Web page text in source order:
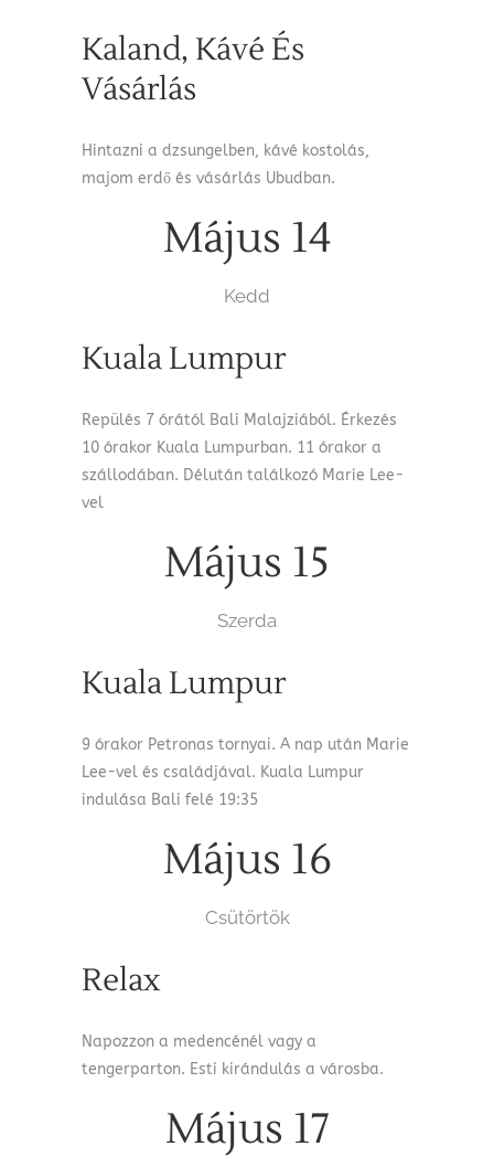
Kaland, Kávé És
Vásárlás
Hintazni a dzsungelben, kávé kostolás,
majom erdő és vásárlás Ubudban.
Május 14
Kedd
Kuala Lumpur
Repülés 7 órától Bali Malajziából. Érkezés
10 órakor Kuala Lumpurban. 11 órakor a
szállodában. Délután találkozó Marie Lee-
vel
Május 15
Szerda
Kuala Lumpur
9 órakor Petronas tornyai. A nap után Marie
Lee-vel és családjával. Kuala Lumpur
indulása Bali felé 19:35
Május 16
Csütörtök
Relax
Napozzon a medencénél vagy a
tengerparton. Esti kirándulás a városba.
Május 17